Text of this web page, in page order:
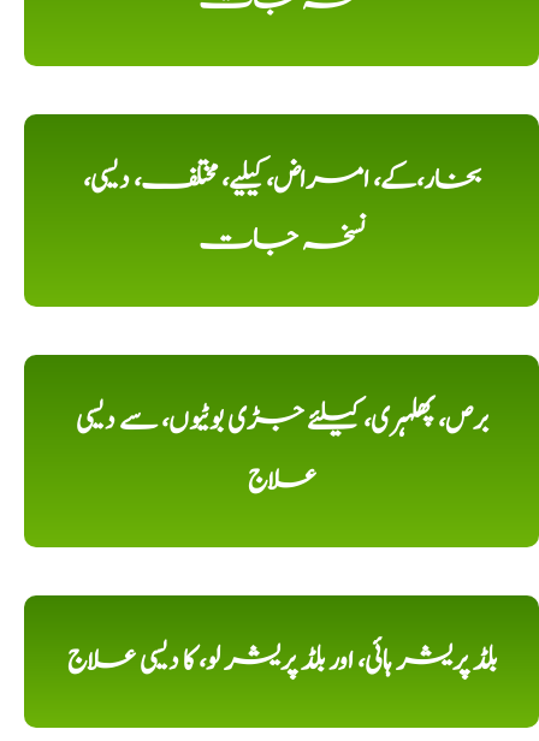
بخار،کے، امراض، کیلیے، مختلف، دیسی،
نسخہ جات
برص، پھلہری، کیلئے جڑی بوٹیوں، سے دیسی
علاج
بلڈ پریشر ہائی، اور بلڈ پریشر لو، کا دیسی علاج